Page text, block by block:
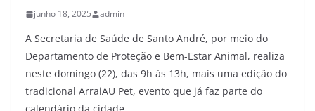
junho 18, 2025 admin
A Secretaria de Saúde de Santo André, por meio do
Departamento de Proteção e Bem-Estar Animal, realiza
neste domingo (22), das 9h às 13h, mais uma edição do
tradicional ArraiAU Pet, evento que já faz parte do